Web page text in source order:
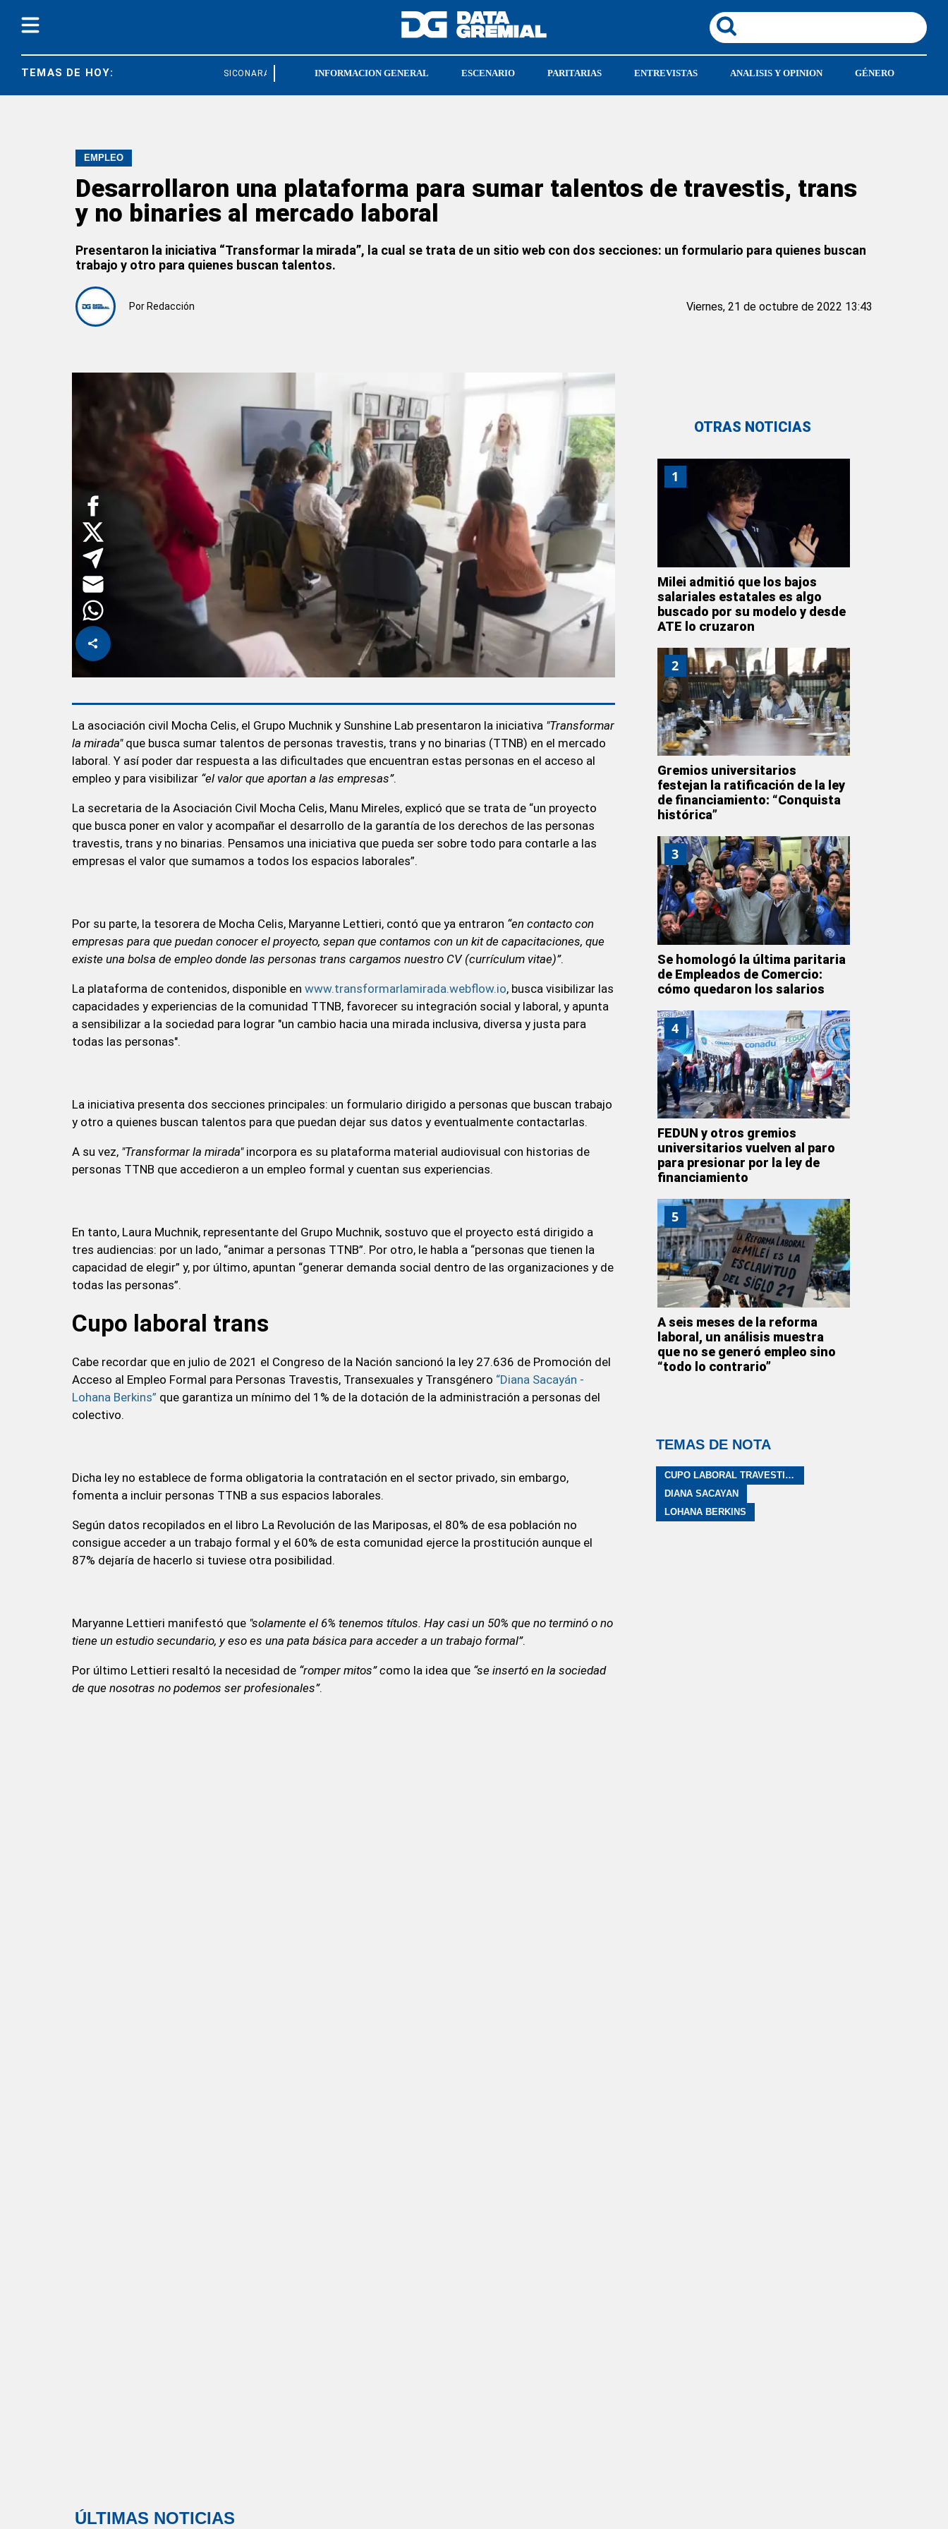
TEMAS DE HOY: SICONARA FEDUNINFORMACION GENERAL ESCENARIO PARITARIAS ENTREVISTAS ANALISIS Y OPINION GÉNERO
EMPLEO
Desarrollaron una plataforma para sumar talentos de travestis, trans
y no binaries al mercado laboral
Presentaron la iniciativa “Transformar la mirada”, la cual se trata de un sitio web con dos secciones: un formulario para quienes buscan
trabajo y otro para quienes buscan talentos.
Por Redacción Viernes, 21 de octubre de 2022 13:43
La asociación civil Mocha Celis, el Grupo Muchnik y Sunshine Lab presentaron la iniciativa "Transformar
la mirada" que busca sumar talentos de personas travestis, trans y no binarias (TTNB) en el mercado
laboral. Y así poder dar respuesta a las dificultades que encuentran estas personas en el acceso al
empleo y para visibilizar “el valor que aportan a las empresas”.
La secretaria de la Asociación Civil Mocha Celis, Manu Mireles, explicó que se trata de “un proyecto
que busca poner en valor y acompañar el desarrollo de la garantía de los derechos de las personas
travestis, trans y no binarias. Pensamos una iniciativa que pueda ser sobre todo para contarle a las
empresas el valor que sumamos a todos los espacios laborales”.
Por su parte, la tesorera de Mocha Celis, Maryanne Lettieri, contó que ya entraron “en contacto con
empresas para que puedan conocer el proyecto, sepan que contamos con un kit de capacitaciones, que
existe una bolsa de empleo donde las personas trans cargamos nuestro CV (currículum vitae)”.
La plataforma de contenidos, disponible en www.transformarlamirada.webflow.io, busca visibilizar las
capacidades y experiencias de la comunidad TTNB, favorecer su integración social y laboral, y apunta
a sensibilizar a la sociedad para lograr "un cambio hacia una mirada inclusiva, diversa y justa para
todas las personas".
La iniciativa presenta dos secciones principales: un formulario dirigido a personas que buscan trabajo
y otro a quienes buscan talentos para que puedan dejar sus datos y eventualmente contactarlas.
A su vez, "Transformar la mirada"incorpora es su plataforma material audiovisual con historias de
personas TTNB que accedieron a un empleo formal y cuentan sus experiencias.
En tanto, Laura Muchnik, representante del Grupo Muchnik, sostuvo que el proyecto está dirigido a
tres audiencias: por un lado, “animar a personas TTNB”. Por otro, le habla a “personas que tienen la
capacidad de elegir” y, por último, apuntan “generar demanda social dentro de las organizaciones y de
todas las personas”.
Cupo laboral trans
Cabe recordar que en julio de 2021 el Congreso de la Nación sancionó la ley 27.636 de Promoción del
Acceso al Empleo Formal para Personas Travestis, Transexuales y Transgénero “Diana Sacayán -
Lohana Berkins” que garantiza un mínimo del 1% de la dotación de la administración a personas del
colectivo.
Dicha ley no establece de forma obligatoria la contratación en el sector privado, sin embargo,
fomenta a incluir personas TTNB a sus espacios laborales.
Según datos recopilados en el libro La Revolución de las Mariposas, el 80% de esa población no
consigue acceder a un trabajo formal y el 60% de esta comunidad ejerce la prostitución aunque el
87% dejaría de hacerlo si tuviese otra posibilidad.
Maryanne Lettieri manifestó que "solamente el 6% tenemos títulos. Hay casi un 50% que no terminó o no
tiene un estudio secundario, y eso es una pata básica para acceder a un trabajo formal”.
Por último Lettieri resaltó la necesidad de “romper mitos” como la idea que “se insertó en la sociedad
de que nosotras no podemos ser profesionales”.
OTRAS NOTICIAS
1
Milei admitió que los bajos
salariales estatales es algo
buscado por su modelo y desde
ATE lo cruzaron
2
Gremios universitarios
festejan la ratificación de la ley
de financiamiento: “Conquista
histórica”
3
Se homologó la última paritaria
de Empleados de Comercio:
cómo quedaron los salarios
4
FEDUN y otros gremios
universitarios vuelven al paro
para presionar por la ley de
financiamiento
5
A seis meses de la reforma
laboral, un análisis muestra
que no se generó empleo sino
“todo lo contrario”
TEMAS DE NOTA
CUPO LABORAL TRAVESTI TRANS
DIANA SACAYAN
LOHANA BERKINS
ÚLTIMAS NOTICIAS